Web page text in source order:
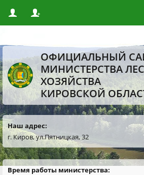
ОФИЦИАЛЬНЫЙ
МИНИСТЕРСТВА
ХОЗЯЙСТВА
КИРОВСКОЙ
Наш адрес:
г. Киров, ул.Пятницкая, 32
Время работы министерства: